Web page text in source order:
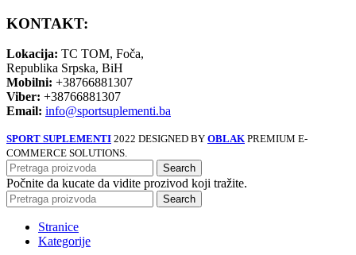
KONTAKT:
Lokacija: TC TOM, Foča,
Republika Srpska, BiH
Mobilni: +38766881307
Viber: +38766881307
Email: info@sportsuplementi.ba
SPORT SUPLEMENTI 2022 DESIGNED BY OBLAK PREMIUM E-
COMMERCE SOLUTIONS.
Search
Počnite da kucate da vidite prozivod koji tražite.
Search
Stranice
Kategorije